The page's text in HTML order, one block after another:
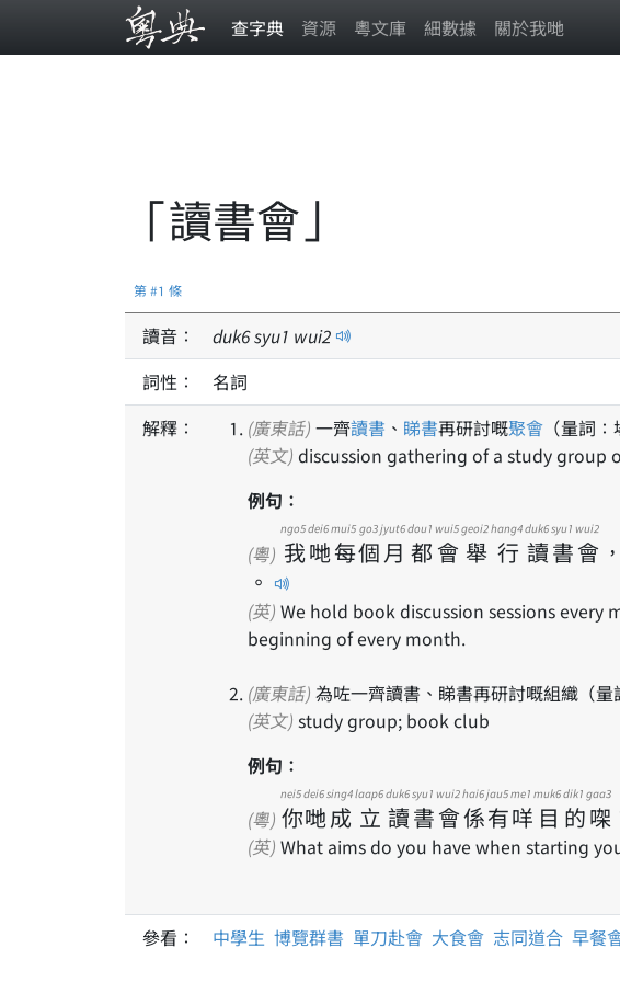
查字典 資源 粵文庫 細數據 關於我哋
「讀書會」
第 #1 條
讀音： duk6syu1 wui2
詞性：
名詞
解釋：
(廣東話) 一齊讀書 、 睇書再研討嘅聚會 （量詞：
(英文) discussion gathering of a study group
例句：
(粵) 我
ngo5
哋
dei6
每
mui5
個
go3
月
jyut6
都
dou1
會
wui5
舉
geoi2
行
hang4
讀
duk6
書
syu1
會
wui2
，
。
(英) We hold book discussion sessions
beginning of every month.
(廣東話) 為咗一齊讀書、睇書再研討嘅組織（量
(英文) study group; book club
例句：
(粵) 你
nei5
哋
dei6
成
sing4
立
laap6
讀
duk6
書
syu1
會
wui2
係
hai6
有
jau5
咩
me1
目
muk6
的
dik1
㗎
gaa3
(英) What aims do you have when starting
參看： 中學生 博覽群書 單刀赴會 大食會 志同道合 早餐